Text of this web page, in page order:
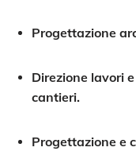
Progettazione
Direzione lavori
cantieri.
Progettazione e